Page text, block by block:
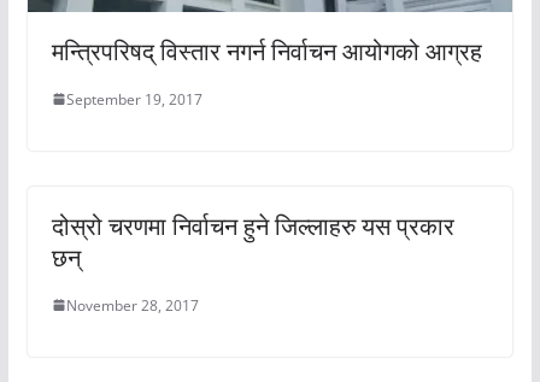
मन्त्रिपरिषद् विस्तार नगर्न निर्वाचन आयोगको आग्रह
September 19, 2017
दोस्रो चरणमा निर्वाचन हुने जिल्लाहरु यस प्रकार
छन्
November 28, 2017